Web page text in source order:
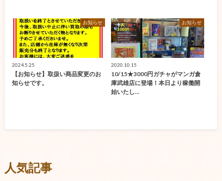
お知らせ
2024.5.25
【お知らせ】取扱い商品変更のお
知らせです。
お知らせ
2020.10.15
10/15★3000円ガチャがマンガ倉
庫武雄店に登場！本日より稼働開
始いたし…
人気記事